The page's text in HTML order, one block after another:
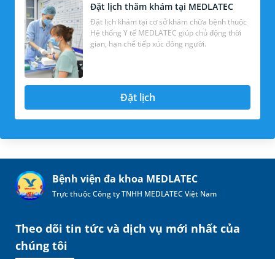
Đặt lịch thăm khám tại MEDLATEC
Đặt lịch khám tại cơ sở khám chữa bệnh thuộc
Hệ thống Y tế MEDLATEC giúp chủ động thời
gian, hạn chế tiếp xúc đông người.
Đặt lịch
Bệnh viện đa khoa MEDLATEC
Trực thuộc Công ty TNHH MEDLATEC Việt Nam
Theo dõi tin tức và dịch vụ mới nhất của
chúng tôi